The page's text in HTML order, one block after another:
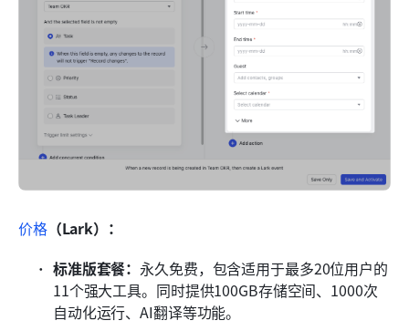
价格（Lark）：
标准版套餐： 永久免费，包含适用于最多20位用户的
11个强大工具。同时提供100GB存储空间、1000次
自动化运行、AI翻译等功能。